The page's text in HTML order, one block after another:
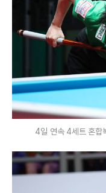
4일 연속 4세트 혼합